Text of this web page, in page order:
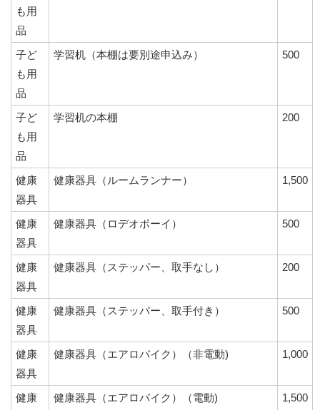
も用
品
子ど
も用
品
学習机（本棚は要別途申込み） 500
子ど
も用
品
学習机の本棚 200
健康
器具
健康器具（ルームランナー） 1,500
健康
器具
健康器具（ロデオボーイ） 500
健康
器具
健康器具（ステッパー、取手なし） 200
健康
器具
健康器具（ステッパー、取手付き） 500
健康
器具
健康器具（エアロバイク）（非電動) 1,000
健康
健康器具（エアロバイク）（電動) 1,500